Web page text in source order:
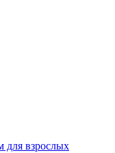
для взрослых